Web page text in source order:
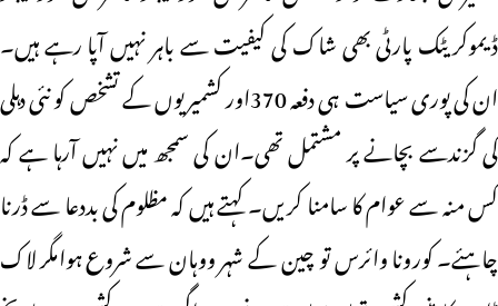
ڈیموکریٹک پارٹی بھی شاک کی کیفیت سے باہر نہیں آپا رہے ہیں۔
ان کی پوری سیاست ہی دفعہ 370اور کشمیریوں کے تشخص کو نئی دہلی
کی گزندسے بچانے پر مشتمل تھی۔ان کی سمجھ میں نہیں آرہا ہے کہ
کس منہ سے عوام کا سامنا کریں۔ کہتے ہیں کہ مظلوم کی بددعا سے ڈرنا
چاہئے۔ کورونا وائرس تو چین کے شہر ووہان سے شروع ہوامگر لاک